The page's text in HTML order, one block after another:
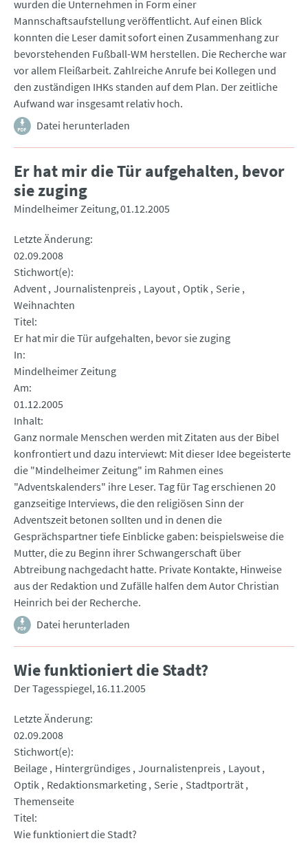
wurden die Unternehmen in Form einer
Mannschaftsaufstellung veröffentlicht. Auf einen Blick
konnten die Leser damit sofort einen Zusammenhang zur
bevorstehenden Fußball-WM herstellen. Die Recherche war
vor allem Fleißarbeit. Zahlreiche Anrufe bei Kollegen und
den zuständigen IHKs standen auf dem Plan. Der zeitliche
Aufwand war insgesamt relativ hoch.
Datei herunterladen
Er hat mir die Tür aufgehalten, bevor
sie zuging
Mindelheimer Zeitung 01.12.2005
Letzte Änderung
02.09.2008
Stichwort(e)
Advent Journalistenpreis Layout Optik Serie
Weihnachten
Titel
Er hat mir die Tür aufgehalten, bevor sie zuging
In
Mindelheimer Zeitung
Am
01.12.2005
Inhalt
Ganz normale Menschen werden mit Zitaten aus der Bibel
konfrontiert und dazu interviewt: Mit dieser Idee begeisterte
die "Mindelheimer Zeitung" im Rahmen eines
"Adventskalenders" ihre Leser. Tag für Tag erschienen 20
ganzseitige Interviews, die den religiösen Sinn der
Adventszeit betonen sollten und in denen die
Gesprächspartner tiefe Einblicke gaben: beispielsweise die
Mutter, die zu Beginn ihrer Schwangerschaft über
Abtreibung nachgedacht hatte. Private Kontakte, Hinweise
aus der Redaktion und Zufälle halfen dem Autor Christian
Heinrich bei der Recherche.
Datei herunterladen
Wie funktioniert die Stadt?
Der Tagesspiegel 16.11.2005
Letzte Änderung
02.09.2008
Stichwort(e)
Beilage Hintergründiges Journalistenpreis
Layout
Optik Redaktionsmarketing Serie Stadtporträt
Themenseite
Titel
Wie funktioniert die Stadt?